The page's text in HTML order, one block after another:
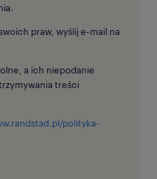
praw, wyślij e-mail na
a ich niepodanie
treści
polityka-